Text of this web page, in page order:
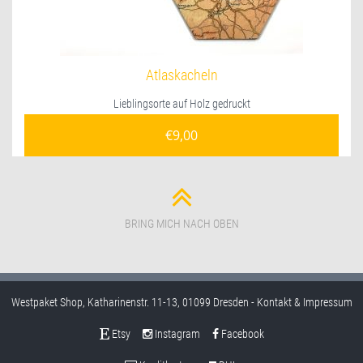
Atlaskacheln
Lieblingsorte auf Holz gedruckt
€9,00
BRING MICH NACH OBEN
Westpaket Shop, Katharinenstr. 11-13, 01099 Dresden - Kontakt & Impressum
Etsy Instagram Facebook